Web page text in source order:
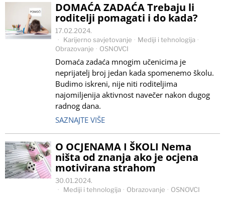
DOMAĆA ZADAĆA Trebaju li
roditelji pomagati i do kada?
17.02.2024.
Karijerno savjetovanje · Mediji i tehnologija ·
Obrazovanje · OSNOVCI
Domaća zadaća mnogim učenicima je
neprijatelj broj jedan kada spomenemo školu.
Budimo iskreni, nije niti roditeljima
najomiljenija aktivnost navečer nakon dugog
radnog dana.
SAZNAJTE VIŠE
O OCJENAMA I ŠKOLI Nema
ništa od znanja ako je ocjena
motivirana strahom
30.01.2024.
Mediji i tehnologija · Obrazovanje · OSNOVCI